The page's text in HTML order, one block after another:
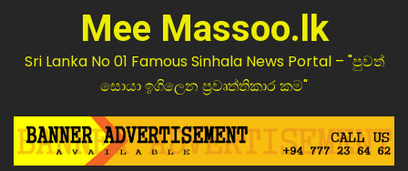
Mee Massoo.lk
Sri Lanka No 01 Famous Sinhala News Portal – "පුවත්
සොයා ඉගිලෙන ප්‍රවෘත්තිකාර කම"